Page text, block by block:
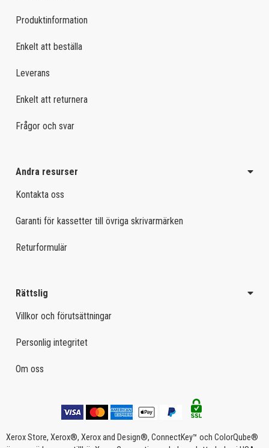
Produktinformation
Enkelt att beställa
Leverans
Enkelt att returnera
Frågor och svar
Andra resurser
Kontakta oss
Garanti för kassetter till övriga skrivarmärken
Returformulär
Rättslig
Villkor och förutsättningar
Personlig integritet
Om oss
Xerox Store, Xerox®, Xerox and Design®, ConnectKey™ och ColorQube®